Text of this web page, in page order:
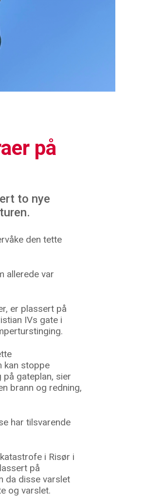
på
to nye
den tette
allerede var
er plassert på
IVs gate i
kan stoppe
gateplan, sier
brann og redning,
har tilsvarende
i Risør i
på
da disse varslet
og varslet.